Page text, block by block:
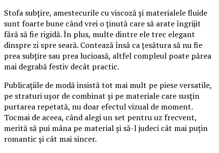
Stofa subțire, amestecurile cu viscoză și materialele fluide
sunt foarte bune când vrei o ținută care să arate îngrijit
fără să fie rigidă. În plus, multe dintre ele trec elegant
dinspre zi spre seară. Contează însă ca țesătura să nu fie
prea subțire sau prea lucioasă, altfel compleul poate părea
mai degrabă festiv decât practic.
Publicațiile de modă insistă tot mai mult pe piese versatile,
pe straturi ușor de combinat și pe materiale care susțin
purtarea repetată, nu doar efectul vizual de moment.
Tocmai de aceea, când alegi un set pentru uz frecvent,
merită să pui mâna pe material și să-l judeci cât mai puțin
romantic și cât mai sincer.